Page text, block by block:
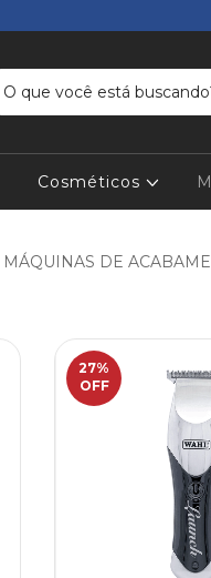
Cosméticos
MÁQUINAS DE
27%
OFF